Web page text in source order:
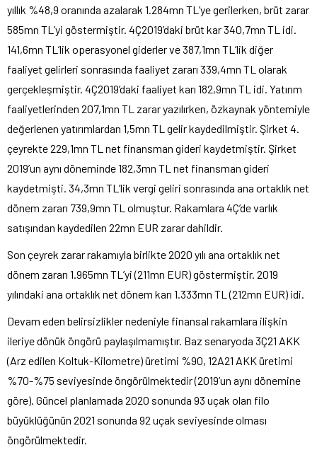
yıllık %48,9 oranında azalarak 1.284mn TL’ye gerilerken, brüt zarar
585mn TL’yi göstermiştir. 4Ç2019’daki brüt kar 340,7mn TL idi.
141,6mn TL’lik operasyonel giderler ve 387,1mn TL’lik diğer
faaliyet gelirleri sonrasında faaliyet zararı 339,4mn TL olarak
gerçekleşmiştir. 4Ç2019’daki faaliyet karı 182,9mn TL idi. Yatırım
faaliyetlerinden 207,1mn TL zarar yazılırken, özkaynak yöntemiyle
değerlenen yatırımlardan 1,5mn TL gelir kaydedilmiştir. Şirket 4.
çeyrekte 229,1mn TL net finansman gideri kaydetmiştir. Şirket
2019’un aynı döneminde 182,3mn TL net finansman gideri
kaydetmişti. 34,3mn TL’lik vergi geliri sonrasında ana ortaklık net
dönem zararı 739,9mn TL olmuştur. Rakamlara 4Ç’de varlık
satışından kaydedilen 22mn EUR zarar dahildir.
Son çeyrek zarar rakamıyla birlikte 2020 yılı ana ortaklık net
dönem zararı 1.965mn TL’yi (211mn EUR) göstermiştir. 2019
yılındaki ana ortaklık net dönem karı 1.333mn TL (212mn EUR) idi.
Devam eden belirsizlikler nedeniyle finansal rakamlara ilişkin
ileriye dönük öngörü paylaşılmamıştır. Baz senaryoda 3Ç21 AKK
(Arz edilen Koltuk-Kilometre) üretimi %90, 12A21 AKK üretimi
%70-%75 seviyesinde öngörülmektedir (2019’un aynı dönemine
göre). Güncel planlamada 2020 sonunda 93 uçak olan filo
büyüklüğünün 2021 sonunda 92 uçak seviyesinde olması
öngörülmektedir.